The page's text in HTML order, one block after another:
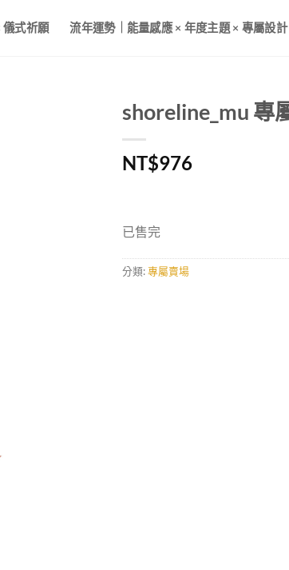
儀式祈願 流年運勢｜能量感應 × 年度主題 × 專屬設計
shoreline_mu 專
NT$976
已售完
分類:專屬賣場